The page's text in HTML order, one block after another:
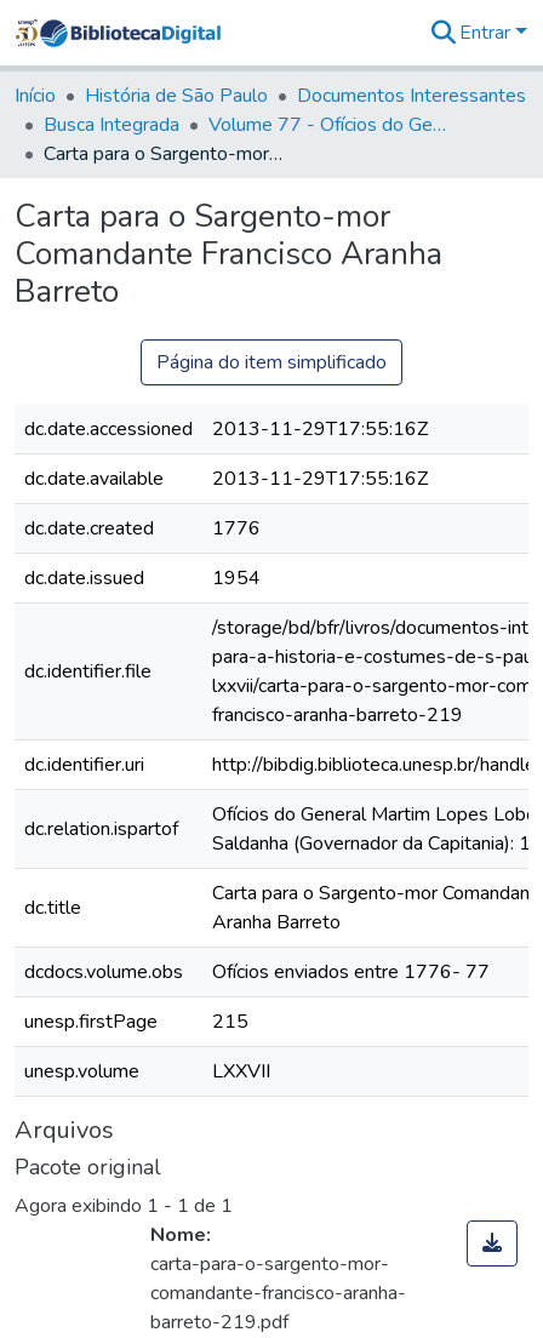
&
Coleções
Tudo na
Biblioteca
Estatísticas
Entrar
Início História de São Paulo
Documentos Interessantes
Busca Integrada
Volume 77 - Ofícios do General Martim Lopes Lobo de Saldanha (Governador da Capitania): 1776-1777
Carta para o Sargento-mor Comandante Francisco Aranha Barreto
Carta para o Sargento-mor
Comandante Francisco Aranha
Barreto
Página do item simplificado
dc.date.accessioned
2013-11-29T17:55:16Z
dc.date.available
2013-11-29T17:55:16Z
dc.date.created
1776
dc.date.issued
1954
dc.identifier.file
/storage/bd/bfr/livros/documentos-
para-a-historia-e-costumes-de-s-
lxxvii/carta-para-o-sargento-mor-
francisco-aranha-barreto-219
dc.identifier.uri
http://bibdig.biblioteca.unesp.br/
dc.relation.ispartof
Ofícios do General Martim Lopes Lobo
Saldanha (Governador da Capitania):
dc.title
Carta para o Sargento-mor
Aranha Barreto
dcdocs.volume.obs
Ofícios enviados entre 1776- 77
unesp.firstPage
215
unesp.volume
LXXVII
Arquivos
Pacote original
Agora exibindo 1 - 1 de 1
Nome:
carta-para-o-sargento-mor-
comandante-francisco-aranha-
barreto-219.pdf